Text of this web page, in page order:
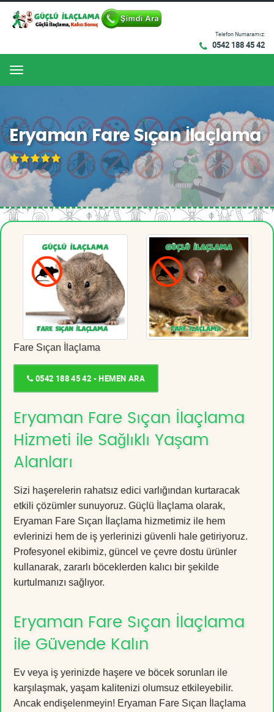
Telefon Numaramız:
0542 188 45 42
Menu
Eryaman Fare Sıçan İlaçlama
Fare Sıçan İlaçlama
0542 188 45 42 - HEMEN ARA
Eryaman Fare Sıçan İlaçlama
Hizmeti ile Sağlıklı Yaşam
Alanları
Sizi haşerelerin rahatsız edici varlığından kurtaracak
etkili çözümler sunuyoruz. Güçlü İlaçlama olarak,
Eryaman Fare Sıçan İlaçlama hizmetimiz ile hem
evlerinizi hem de iş yerlerinizi güvenli hale getiriyoruz.
Profesyonel ekibimiz, güncel ve çevre dostu ürünler
kullanarak, zararlı böceklerden kalıcı bir şekilde
kurtulmanızı sağlıyor.
Eryaman Fare Sıçan İlaçlama
ile Güvende Kalın
Ev veya iş yerinizde haşere ve böcek sorunları ile
karşılaşmak, yaşam kalitenizi olumsuz etkileyebilir.
Ancak endişelenmeyin! Eryaman Fare Sıçan İlaçlama